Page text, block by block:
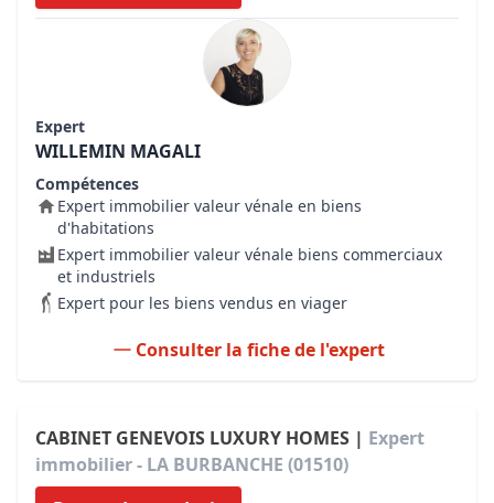
Expert
WILLEMIN MAGALI
Compétences
Expert immobilier valeur vénale en biens
d'habitations
Expert immobilier valeur vénale biens commerciaux
et industriels
Expert pour les biens vendus en viager
Consulter la fiche de l'expert
CABINET GENEVOIS LUXURY HOMES | Expert
immobilier - LA BURBANCHE (01510)